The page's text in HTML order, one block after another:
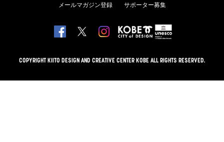
メールマガジン登録 サポーター募集
COPYRIGHT KIITO DESIGN AND CREATIVE CENTER KOBE ALL RIGHTS RESERVED.